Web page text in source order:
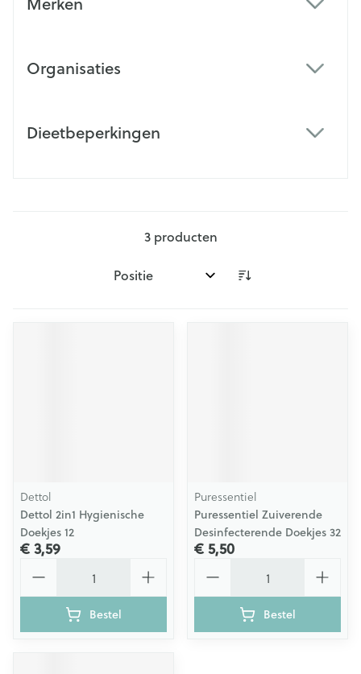
Organisaties
Dieetbeperkingen
3producten
Sorteer op:
Dettol
Dettol 2in1 Hygienische
Doekjes 12
€ 3,59
Bestel
Puressentiel
Puressentiel Zuiverende
Desinfecterende Doekjes 32
€ 5,50
Bestel